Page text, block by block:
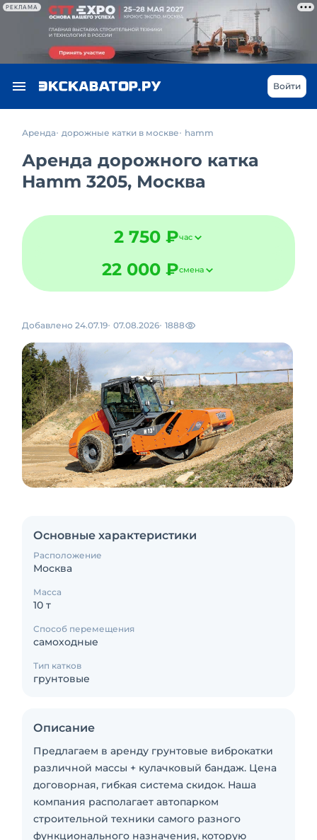
РЕКЛАМА
Войти
Аренда дорожные катки в москве hamm
Аренда дорожного катка
Hamm 3205, Москва
2 750 ₽час
22 000 ₽смена
Добавлено 24.07.19 07.08.2026 1888
Основные характеристики
Расположение
Москва
Масса
10 т
Способ перемещения
самоходные
Тип катков
грунтовые
Описание
Предлагаем в аренду грунтовые виброкатки
различной массы + кулачковый бандаж. Цена
договорная, гибкая система скидок. Наша
компания располагает автопарком
строительной техники самого разного
функционального назначения, которую